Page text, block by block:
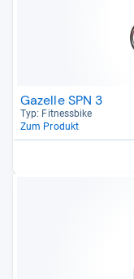
Gazelle SPN 3
Typ: Fit­ness­bike
Zum Produkt